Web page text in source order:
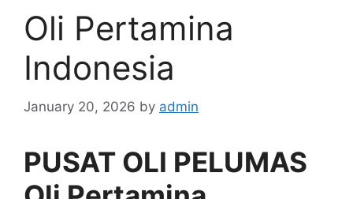
Oli Pertamina
Indonesia
January 20, 2026 by admin
PUSAT OLI PELUMAS